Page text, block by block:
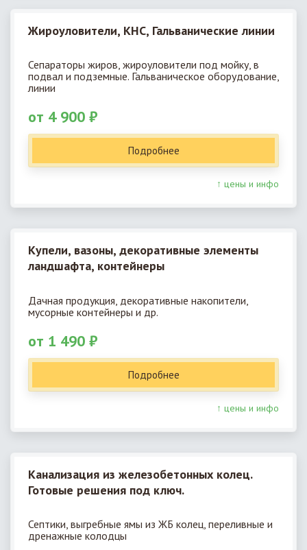
Жироуловители, КНС, Гальванические линии
Сепараторы жиров, жироуловители под мойку, в
подвал и подземные. Гальваническое оборудование,
линии
от 4 900 ₽
Подробнее
↑ цены и инфо
Купели, вазоны, декоративные элементы
ландшафта, контейнеры
Дачная продукция, декоративные накопители,
мусорные контейнеры и др.
от 1 490 ₽
Подробнее
↑ цены и инфо
Канализация из железобетонных колец.
Готовые решения под ключ.
Септики, выгребные ямы из ЖБ колец, переливные и
дренажные колодцы